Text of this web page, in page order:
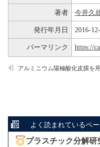
著者 今井久
発行年月日 2016-
パーマリンク https://
よく読まれているペ
プラスチック分解研